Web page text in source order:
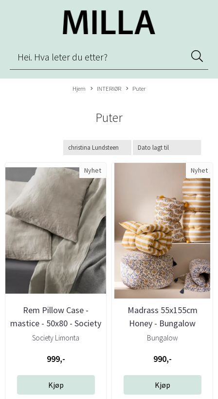
Hjem INTERIØR Puter
Puter
Nyhet
Rem Pillow Case -
mastice - 50x80 - Society
Society Limonta
999,-
Kjøp
Nyhet
Madrass 55x155cm
Honey - Bungalow
Bungalow
990,-
Kjøp